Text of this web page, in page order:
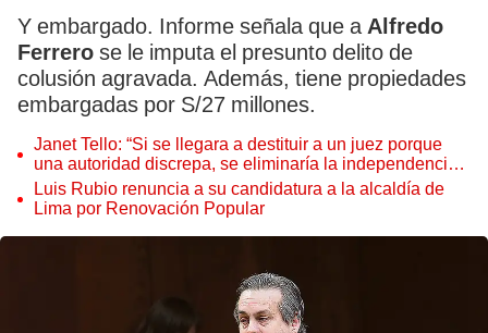
Y embargado. Informe señala que a Alfredo
Ferrero se le imputa el presunto delito de
colusión agravada. Además, tiene propiedades
embargadas por S/27 millones.
Janet Tello: “Si se llegara a destituir a un juez porque
una autoridad discrepa, se eliminaría la independencia
judicial”
Luis Rubio renuncia a su candidatura a la alcaldía de
Lima por Renovación Popular